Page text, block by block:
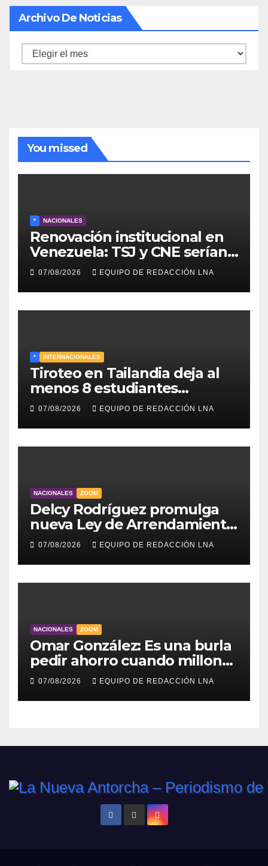
Archivo De Noticias
Archivo
You missed
* NACIONALES
Renovación institucional en
Venezuela: TSJ y CNE serían
designados a finales de 2026
07/08/2026 EQUIPO DE REDACCIÓN LNA
* INTERNACIONALES
Tiroteo en Tailandia deja al
menos 8 estudiantes
muertos y 30 heridos
07/08/2026 EQUIPO DE REDACCIÓN LNA
NACIONALES ZOOM
Delcy Rodríguez promulga
nueva Ley de Arrendamiento
para atender a familias
damnificadas
07/08/2026 EQUIPO DE REDACCIÓN LNA
NACIONALES ZOOM
Omar González: Es una burla
pedir ahorro cuando millones
viven sin luz y sin agua
07/08/2026 EQUIPO DE REDACCIÓN LNA